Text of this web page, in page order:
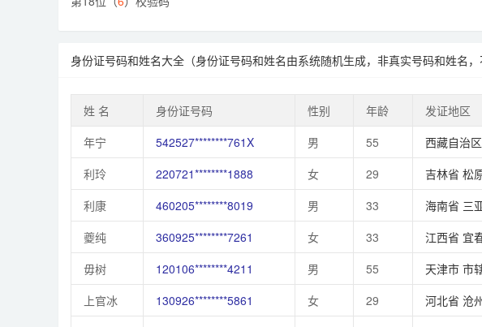
身份证号码和姓名大全（身份证号码和姓名由系统随机生成，非真实号码和姓名，
姓 名 身份证号码 性别 年龄
发证地区
年宁
542527********761X 男 55 西藏自治区
利玲
220721********1888 女 29 吉林省 松
利康
460205********8019 男 33 海南省 三
夔纯
360925********7261 女 33 江西省 宜
毋树
120106********4211 男 55 天津市 市
上官冰
130926********5861 女 29 河北省 沧